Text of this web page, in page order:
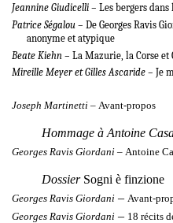
Jeannine Giudicelli – Les bergers
Patrice Ségalou – De Georges Ravis
anonyme et atypique
Beate Kiehn – La Mazurie, la Corse et
Mireille Meyer et Gilles Ascaride – Je
Joseph Martinetti – Avant-propos
Hommage à Antoine
Georges Ravis Giordani – Antoine
Dossier Sogni è finzione
Georges Ravis Giordani – Avant-
Georges Ravis Giordani – 18 récits